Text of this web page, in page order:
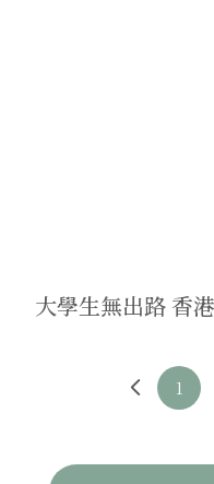
大學生無出路 香
1